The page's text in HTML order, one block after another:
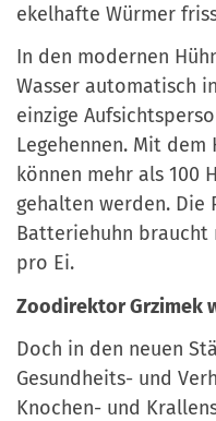
ekelhafte Würmer
In den modernen
Wasser automatisch
einzige
Legehennen. Mit
können mehr als 100
gehalten werden.
Batteriehuhn braucht
pro Ei.
Zoodirektor Grzimek
Doch in den neuen
Gesundheits- und
Knochen- und